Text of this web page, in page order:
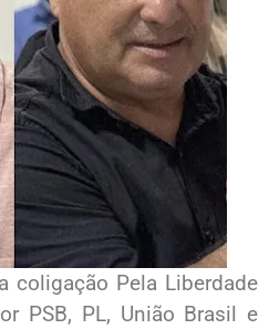
coligação Pela Liberdade
PSB, PL, União Brasil e